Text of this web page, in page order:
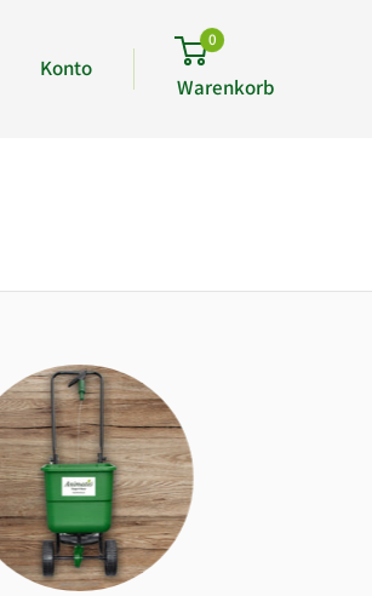
Konto
0
Warenkorb